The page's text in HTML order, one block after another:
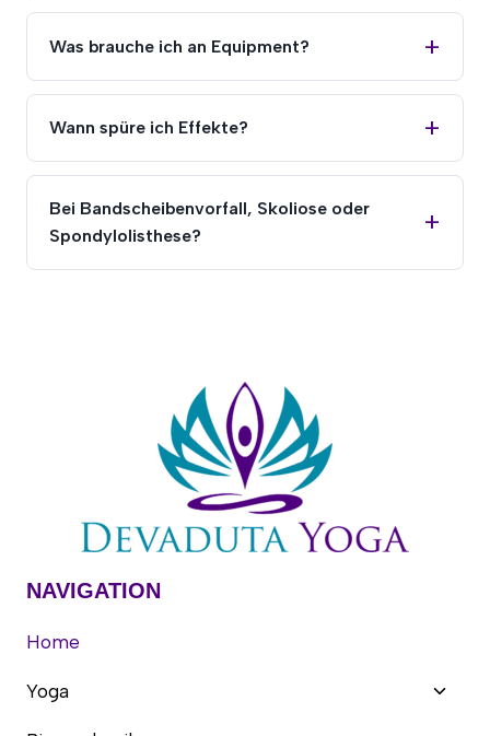
Was brauche ich an Equipment?
Wann spüre ich Effekte?
Bei Bandscheibenvorfall, Skoliose oder
Spondylolisthese?
NAVIGATION
Home
Yoga